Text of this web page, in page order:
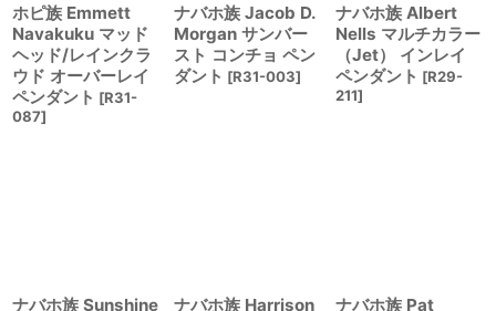
ホピ族 Emmett
Navakuku マッド
ヘッド/レインクラ
ウド オーバーレイ
ペンダント [R31-
087]
ナバホ族 Jacob D.
Morgan サンバー
スト コンチョ ペン
ダント [R31-003]
ナバホ族 Albert
Nells マルチカラー
（Jet） インレイ
ペンダント [R29-
211]
ナバホ族 Sunshine
ナバホ族 Harrison
ナバホ族 Pat